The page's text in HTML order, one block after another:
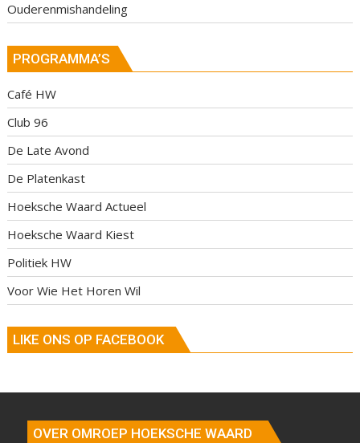
Ouderenmishandeling
PROGRAMMA’S
Café HW
Club 96
De Late Avond
De Platenkast
Hoeksche Waard Actueel
Hoeksche Waard Kiest
Politiek HW
Voor Wie Het Horen Wil
LIKE ONS OP FACEBOOK
OVER OMROEP HOEKSCHE WAARD